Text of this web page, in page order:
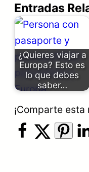
Entradas
¿Quieres viajar a
Europa? Esto es
lo que debes
saber…
¡Comparte esta